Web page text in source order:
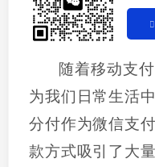
随着移动支
为我们日常生活
分付作为微信支
款方式吸引了大